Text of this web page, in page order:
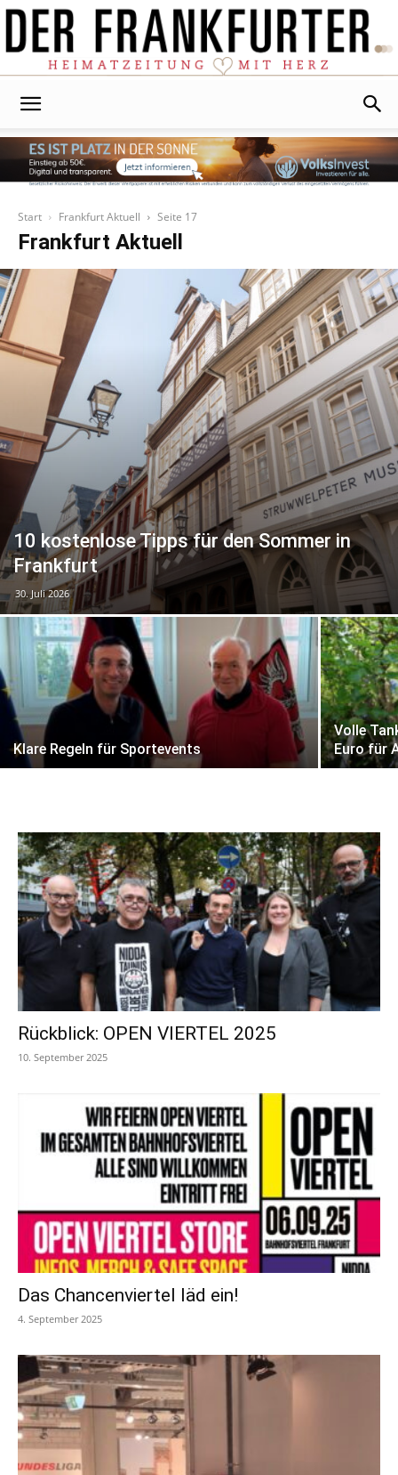
Start
Frankfurt Aktuell Seite 17
Frankfurt Aktuell
10 kostenlose Tipps für den Sommer in
Frankfurt
30. Juli 2026
Klare Regeln für Sportevents
Volle
Euro für
Rückblick: OPEN VIERTEL 2025
10. September 2025
Das Chancenviertel läd ein!
4. September 2025